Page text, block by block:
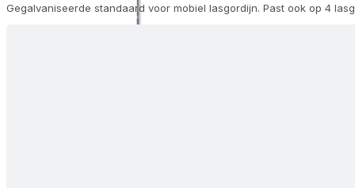
Gegalvaniseerde standaard voor mobiel lasgordijn. Past ook op 4